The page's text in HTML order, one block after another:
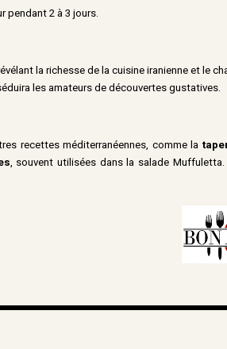
pendant 2 à 3 jours.
la richesse de la cuisine iranienne et le
les amateurs de découvertes gustatives.
recettes méditerranéennes, comme la
, souvent utilisées dans la salade